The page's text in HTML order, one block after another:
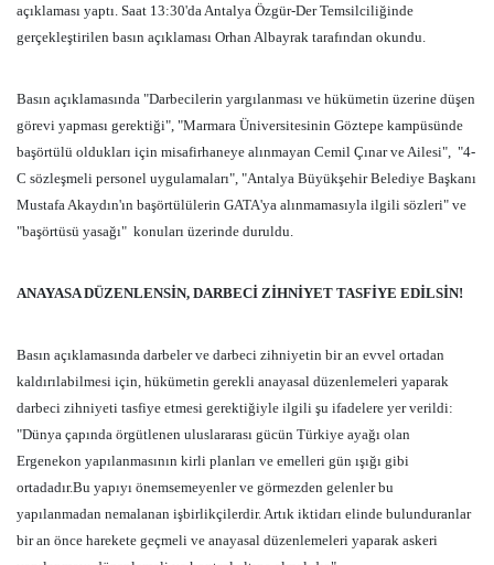
açıklaması yaptı. Saat 13:30'da Antalya Özgür-Der Temsilciliğinde
gerçekleştirilen basın açıklaması Orhan Albayrak tarafından okundu.
Basın açıklamasında "Darbecilerin yargılanması ve hükümetin üzerine düşen
görevi yapması gerektiği", "Marmara Üniversitesinin Göztepe kampüsünde
başörtülü oldukları için misafirhaneye alınmayan Cemil Çınar ve Ailesi", "4-
C sözleşmeli personel uygulamaları", "Antalya Büyükşehir Belediye Başkanı
Mustafa Akaydın'ın başörtülülerin GATA'ya alınmamasıyla ilgili sözleri" ve
"başörtüsü yasağı" konuları üzerinde duruldu.
ANAYASA DÜZENLENSİN, DARBECİ ZİHNİYET TASFİYE EDİLSİN!
Basın açıklamasında darbeler ve darbeci zihniyetin bir an evvel ortadan
kaldırılabilmesi için, hükümetin gerekli anayasal düzenlemeleri yaparak
darbeci zihniyeti tasfiye etmesi gerektiğiyle ilgili şu ifadelere yer verildi:
"Dünya çapında örgütlenen uluslararası gücün Türkiye ayağı olan
Ergenekon yapılanmasının kirli planları ve emelleri gün ışığı gibi
ortadadır.Bu yapıyı önemsemeyenler ve görmezden gelenler bu
yapılanmadan nemalanan işbirlikçilerdir. Artık iktidarı elinde bulunduranlar
bir an önce harekete geçmeli ve anayasal düzenlemeleri yaparak askeri